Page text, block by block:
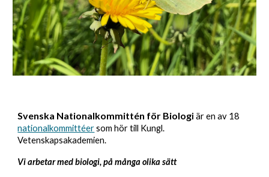
Svenska Nationalkommittén för Biologiär en av 18
nationalkommittéersom hör till Kungl.
Vetenskapsakademien.
Vi arbetar med biologi, på många olika sätt